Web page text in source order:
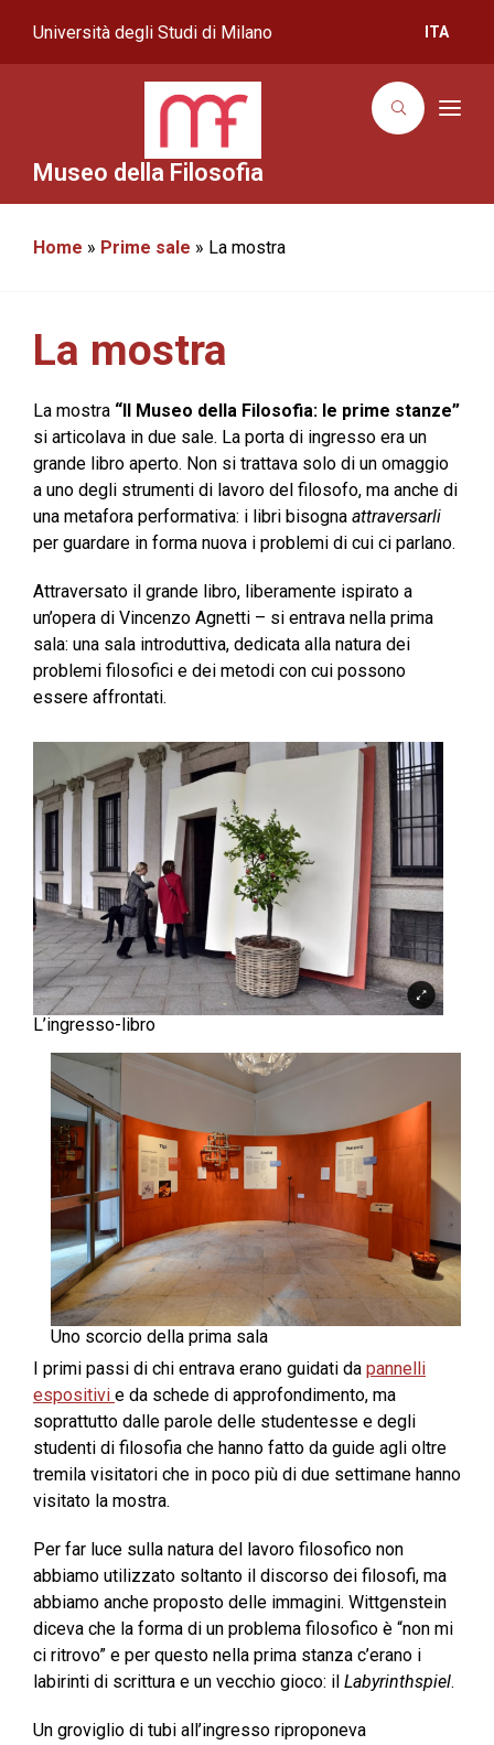
Università degli Studi di Milano ITA
Museo della Filosofia
T
Home » Prime sale » La mostra
La mostra
La mostra “Il Museo della Filosofia: le prime stanze”
si articolava in due sale. La porta di ingresso era un
grande libro aperto. Non si trattava solo di un omaggio
a uno degli strumenti di lavoro del filosofo, ma anche di
una metafora performativa: i libri bisogna attraversarli
per guardare in forma nuova i problemi di cui ci parlano.
Attraversato il grande libro, liberamente ispirato a
un’opera di Vincenzo Agnetti – si entrava nella prima
sala: una sala introduttiva, dedicata alla natura dei
problemi filosofici e dei metodi con cui possono
essere affrontati.
L’ingresso-libro
Uno scorcio della prima sala
I primi passi di chi entrava erano guidati da pannelli
espositivi e da schede di approfondimento, ma
soprattutto dalle parole delle studentesse e degli
studenti di filosofia che hanno fatto da guide agli oltre
tremila visitatori che in poco più di due settimane hanno
visitato la mostra.
Per far luce sulla natura del lavoro filosofico non
abbiamo utilizzato soltanto il discorso dei filosofi, ma
abbiamo anche proposto delle immagini. Wittgenstein
diceva che la forma di un problema filosofico è “non mi
ci ritrovo” e per questo nella prima stanza c’erano i
labirinti di scrittura e un vecchio gioco: il Labyrinthspiel.
Un groviglio di tubi all’ingresso riproponeva